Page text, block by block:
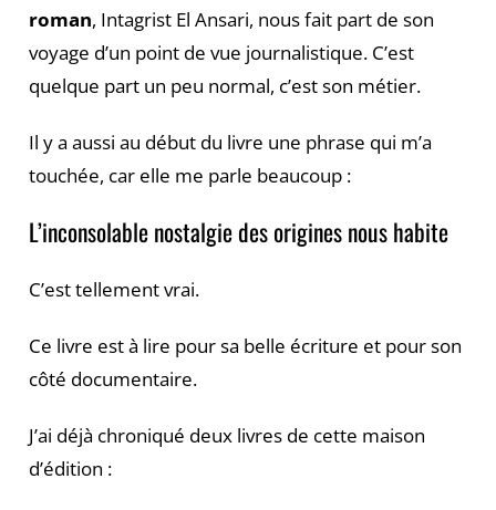
roman, Intagrist El Ansari, nous fait part de son
voyage d’un point de vue journalistique. C’est
quelque part un peu normal, c’est son métier.
Il y a aussi au début du livre une phrase qui m’a
touchée, car elle me parle beaucoup :
L’inconsolable nostalgie des origines nous habite
C’est tellement vrai.
Ce livre est à lire pour sa belle écriture et pour son
côté documentaire.
J’ai déjà chroniqué deux livres de cette maison
d’édition :